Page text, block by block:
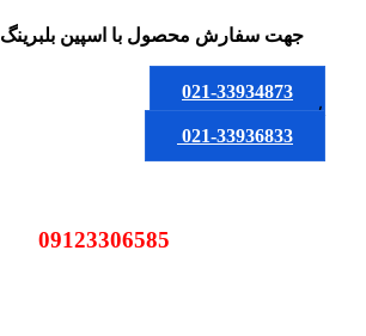
جهت سفارش محصولبا اسپین بلبرینگ
021-33934873
یا
021-33936833